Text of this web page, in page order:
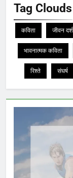
Tag Clouds
कविता जीवन
भावनात्मक कविता
रिश्ते संघर्ष